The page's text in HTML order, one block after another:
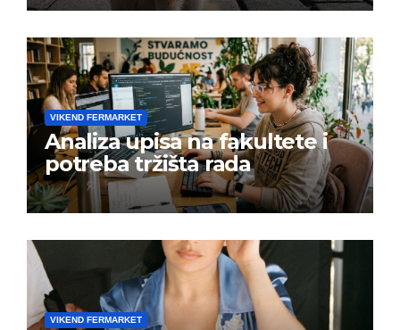
VIKEND FERMARKET
Analiza upisa na fakultete i
potreba tržišta rada
VIKEND FERMARKET